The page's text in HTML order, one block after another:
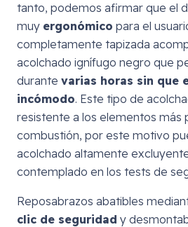
tanto, podemos afirmar que el
muy ergonómico para el
completamente tapizada
acolchado ignífugo negro que
durante varias horas sin que
incómodo. Este tipo de
resistente a los elementos más
combustión, por este motivo
acolchado altamente
contemplado en los tests de
Reposabrazos abatibles
clic de seguridad y